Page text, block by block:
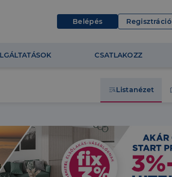
Belépés Regisztráció
CSATLAKOZZ
Listanézet